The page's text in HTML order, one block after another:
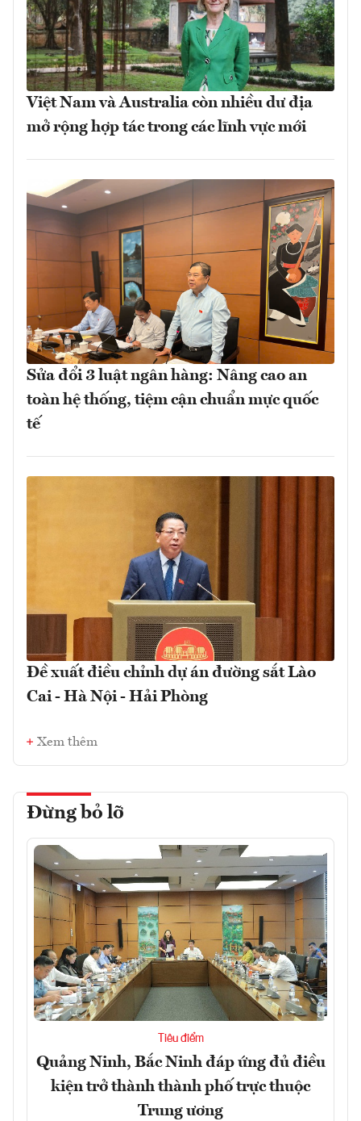
Việt Nam và Australia còn nhiều dư địa
mở rộng hợp tác trong các lĩnh vực mới
Sửa đổi 3 luật ngân hàng: Nâng cao an
toàn hệ thống, tiệm cận chuẩn mực quốc
tế
Đề xuất điều chỉnh dự án đường sắt Lào
Cai - Hà Nội - Hải Phòng
Xem thêm
Đừng bỏ lỡ
Tiêu điểm
Quảng Ninh, Bắc Ninh đáp ứng đủ điều
kiện trở thành thành phố trực thuộc
Trung ương